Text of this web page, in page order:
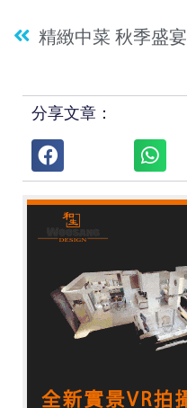
精緻中菜 秋季盛宴
分享文章：